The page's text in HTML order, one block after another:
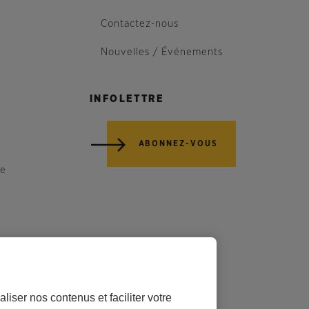
Contactez-nous
Nouvelles / Événements
INFOLETTRE
ABONNEZ-VOUS
nos contenus et faciliter votre